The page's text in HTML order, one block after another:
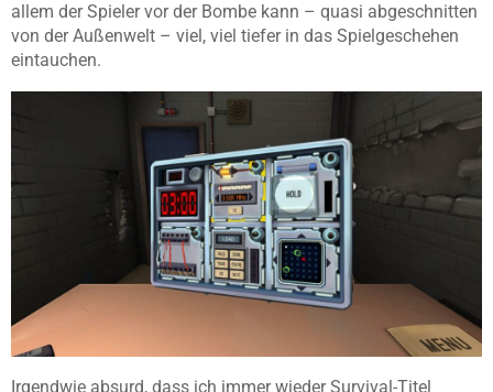
allem der Spieler vor der Bombe kann – quasi abgeschnitten
von der Außenwelt – viel, viel tiefer in das Spielgeschehen
eintauchen.
Irgendwie absurd, dass ich immer wieder Survival-Titel